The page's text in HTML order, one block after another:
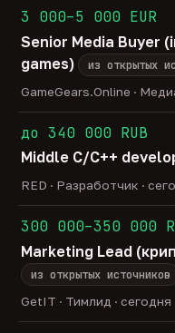
3 000–5 000 EUR
Senior Media Buyer
games)
из открытых
GameGears.Online ·
до 340 000 RUB
Middle C/C++
RED · Разработчик ·
300 000–350 000
Marketing Lead
из открытых источников
GetIT · Тимлид · сегодня